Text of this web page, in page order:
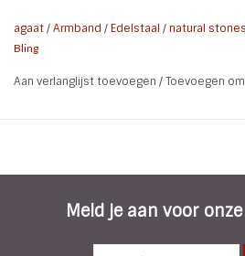
Rekbaar
agaat/Armband /Edelstaal /natural stones
Bling
Aan verlanglijst toevoegen /Toevoegen
Meld je aan voor